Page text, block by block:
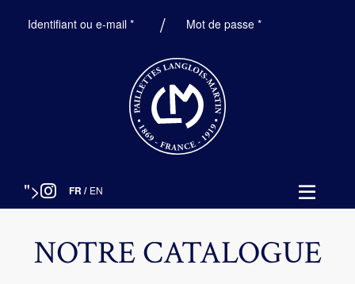
Identifiant ou e-mail *ObligatoireMot de passe*Obligatoire
"> FR / EN
NOTRE CATALOGUE